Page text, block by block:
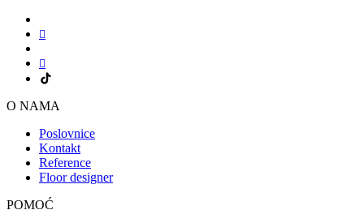
O NAMA
Poslovnice
Kontakt
Reference
Floor designer
POMOĆ